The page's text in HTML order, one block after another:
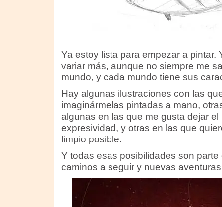
Ya estoy lista para empezar a pintar.
variar más, aunque no siempre me
mundo, y cada mundo tiene sus
Hay algunas ilustraciones con las
imaginármelas pintadas a mano,
algunas en las que me gusta dejar
expresividad, y otras en las que
limpio posible.
Y todas esas posibilidades son parte
caminos a seguir y nuevas